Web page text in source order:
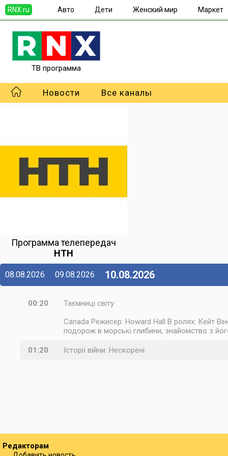
RNX.ru Авто Дети Женский мир Маркет
ТВ программа
Новости Все каналы
Программа телепередач
НТН
08.08.2026 09.08.2026 10.08.2026
00:20
Таємниці світу
Canada Режисер: Howard Hall В ролях: Кейт
подорож в морські глибини, знайомство з
01:20 Історії війни. Нескорені
Редакторам